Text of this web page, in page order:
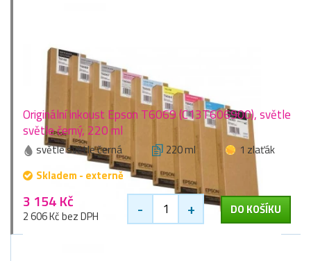
Originální inkoust Epson T6069 (C13T606900), světle
světle černý, 220 ml
světle světle černá 220 ml
1 zlaťák
Skladem - externě
3 154 Kč
2 606 Kč bez DPH - + DO KOŠÍKU